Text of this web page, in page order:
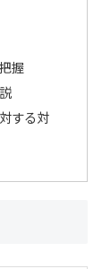
握
する対